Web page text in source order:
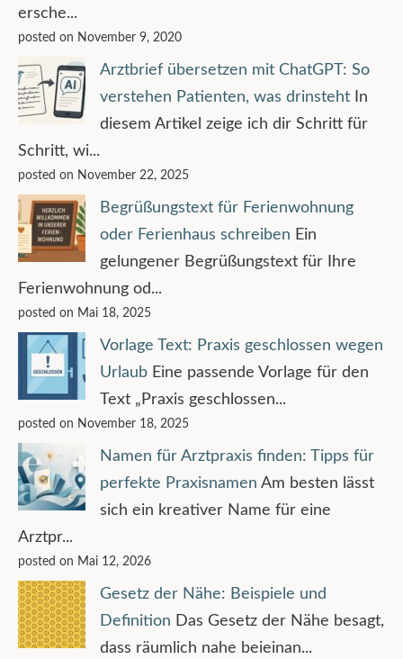
ersche...
posted on November 9, 2020
Arztbrief übersetzen mit ChatGPT: So
verstehen Patienten, was drinsteht
In
diesem Artikel zeige ich dir Schritt für
Schritt, wi...
posted on November 22, 2025
Begrüßungstext für Ferienwohnung
oder Ferienhaus schreiben Ein
gelungener Begrüßungstext für Ihre
Ferienwohnung od...
posted on Mai 18, 2025
Vorlage Text: Praxis geschlossen wegen
Urlaub Eine passende Vorlage für den
Text „Praxis geschlossen...
posted on November 18, 2025
Namen für Arztpraxis finden: Tipps für
perfekte Praxisnamen Am besten lässt
sich ein kreativer Name für eine
Arztpr...
posted on Mai 12, 2026
Gesetz der Nähe: Beispiele und
Definition Das Gesetz der Nähe besagt,
dass räumlich nahe beieinan...